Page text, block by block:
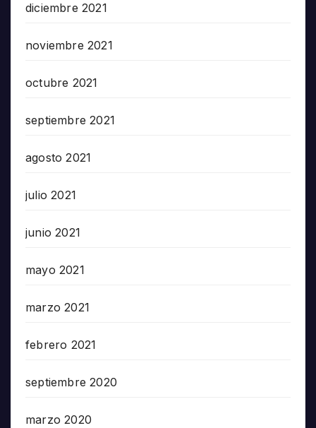
diciembre 2021
noviembre 2021
octubre 2021
septiembre 2021
agosto 2021
julio 2021
junio 2021
mayo 2021
marzo 2021
febrero 2021
septiembre 2020
marzo 2020